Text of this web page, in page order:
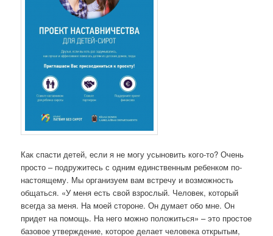
Как спасти детей, если я не могу усыновить кого-то? Очень
просто – подружитесь с одним единственным ребенком по-
настоящему. Мы организуем вам встречу и возможность
общаться. «У меня есть свой взрослый. Человек, который
всегда за меня. На моей стороне. Он думает обо мне. Он
придет на помощь. На него можно положиться» – это простое
базовое утверждение, которое делает человека открытым,